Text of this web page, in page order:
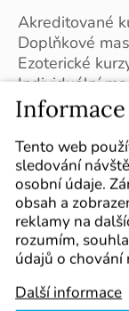
Akreditované
Doplňkové
Ezoterické
Individuální
Masérské
Plán kurzů pro
Sledujte nás
Označte nás
Tento web
sledování
osobní údaje.
obsah a
reklamy na
rozumím,
údajů o chování
Další informace